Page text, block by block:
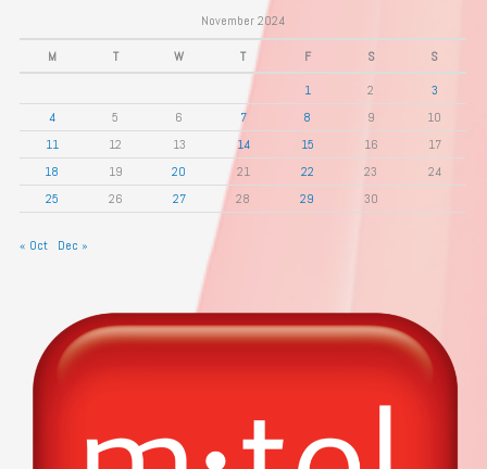
November 2024
M T W T F S S
1 2
3
4
5 6 7 8 9
10
11
12 13 14 15 16
17
18
19 20 21 22 23
24
25
26 27 28 29 30
« Oct Dec »